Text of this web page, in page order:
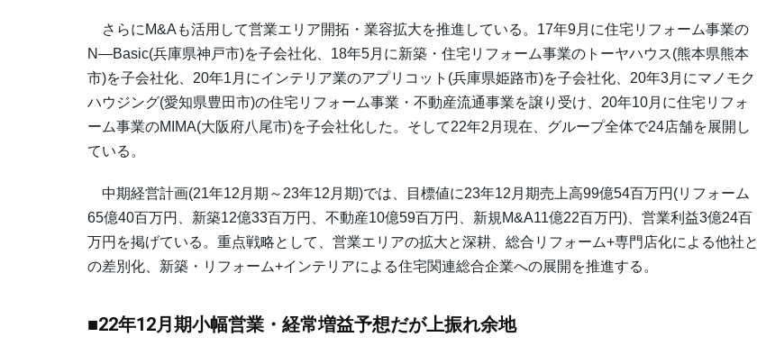
さらにM&Aも活用して営業エリア開拓・業容拡大を推進している。17年9月に住宅リフォーム事業の
N―Basic(兵庫県神戸市)を子会社化、18年5月に新築・住宅リフォーム事業のトーヤハウス(熊本県熊本
市)を子会社化、20年1月にインテリア業のアプリコット(兵庫県姫路市)を子会社化、20年3月にマノモク
ハウジング(愛知県豊田市)の住宅リフォーム事業・不動産流通事業を譲り受け、20年10月に住宅リフォ
ーム事業のMIMA(大阪府八尾市)を子会社化した。そして22年2月現在、グループ全体で24店舗を展開し
ている。
中期経営計画(21年12月期～23年12月期)では、目標値に23年12月期売上高99億54百万円(リフォーム
65億40百万円、新築12億33百万円、不動産10億59百万円、新規M&A11億22百万円)、営業利益3億24百
万円を掲げている。重点戦略として、営業エリアの拡大と深耕、総合リフォーム+専門店化による他社と
の差別化、新築・リフォーム+インテリアによる住宅関連総合企業への展開を推進する。
■22年12月期小幅営業・経常増益予想だが上振れ余地